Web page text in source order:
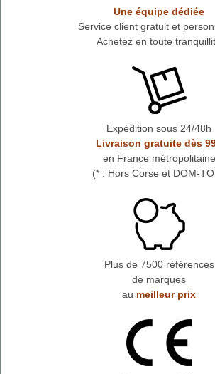
Une équipe dédiée
Service client gratuit et
Achetez en toute
Expédition sous 24/48h
Livraison gratuite dès
en France métropolitaine
(* : Hors Corse et DOM-
Plus de 7500 références
de marques
au meilleur prix